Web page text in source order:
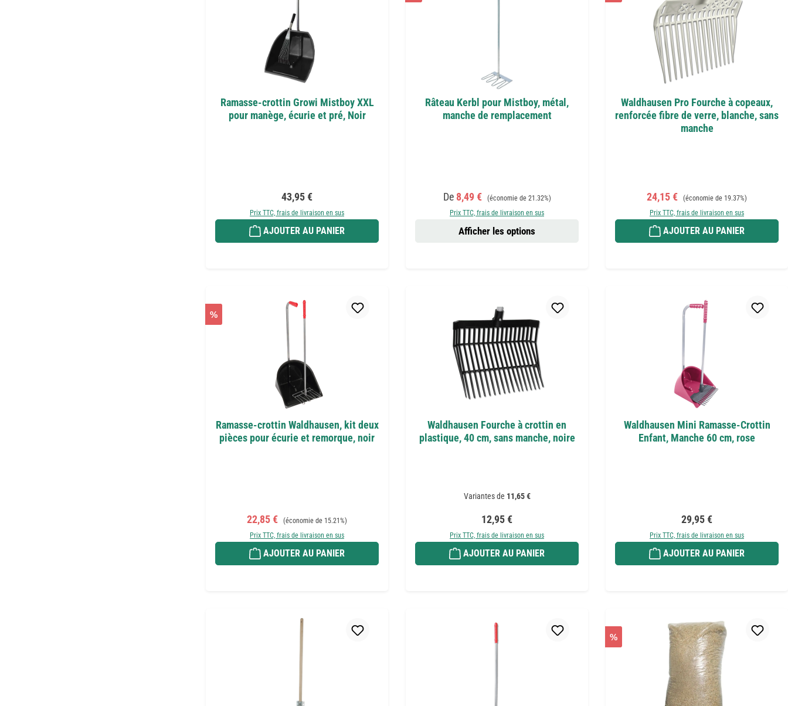
Ramasse-crottin Growi Mistboy XXL
pour manège, écurie et pré, Noir
Prix régulier :
43,95 €
Prix TTC, frais de livraison en sus
AJOUTER AU PANIER
Râteau Kerbl pour Mistboy, métal,
manche de remplacement
Prix de vente :
De 8,49 € Prix régulier :
(économie de 21.32%)
Prix TTC, frais de livraison en sus
Afficher les options
Waldhausen Pro Fourche à copeaux,
renforcée fibre de verre, blanche, sans
manche
Prix de vente :
24,15 € Prix régulier :
(économie de 19.37%)
Prix TTC, frais de livraison en sus
AJOUTER AU PANIER
%
Ramasse-crottin Waldhausen, kit deux
pièces pour écurie et remorque, noir
Prix de vente :
22,85 € Prix régulier :
(économie de 15.21%)
Prix TTC, frais de livraison en sus
AJOUTER AU PANIER
Waldhausen Fourche à crottin en
plastique, 40 cm, sans manche, noire
Variantes de 11,65 €
Prix régulier :
12,95 €
Prix TTC, frais de livraison en sus
AJOUTER AU PANIER
Waldhausen Mini Ramasse-Crottin
Enfant, Manche 60 cm, rose
Prix régulier :
29,95 €
Prix TTC, frais de livraison en sus
AJOUTER AU PANIER
%